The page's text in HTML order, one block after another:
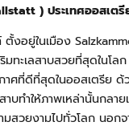
) ประเทศออสเตรี
งอยู่ในเมือง
มทะเลสาบสวยที่สุดในโล
ศที่ดีที่สุดในออสเตรีย ด้
าบทำให้ภาพเหล่านั้นกล
สวยงามไปทั่วโลก นอก